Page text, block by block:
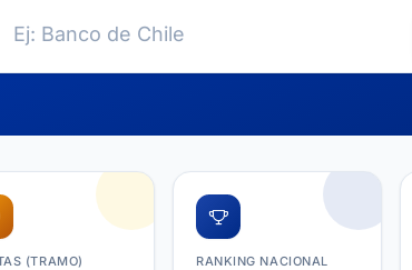
(TRAMO) RANKING NACIONAL